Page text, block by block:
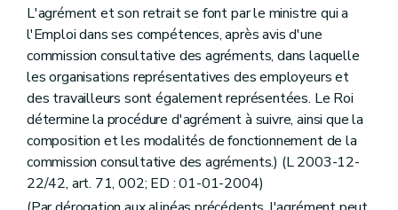
L'agrément et son retrait se font par le ministre qui a
l'Emploi dans ses compétences, après avis d'une
commission consultative des agréments, dans laquelle
les organisations représentatives des employeurs et
des travailleurs sont également représentées. Le Roi
détermine la procédure d'agrément à suivre, ainsi que la
composition et les modalités de fonctionnement de la
commission consultative des agréments.) (L 2003-12-
22/42, art. 71, 002; ED : 01-01-2004)